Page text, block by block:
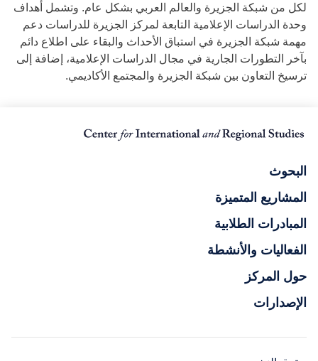
لكل من شبكة الجزيرة والعالم العربي بشكل عام. وتشمل أهداف
وحدة الدراسات الإعلامية التابعة لمركز الجزيرة للدراسات دعم
مهمة شبكة الجزيرة في استباق الأحداث والبقاء على اطلاع دائم
بآخر التطورات الجارية في مجال الدراسات الإعلامية، إضافة إلى
ترسيخ التعاون بين شبكة الجزيرة والمجتمع الأكاديمي.
البحوث
المشاريع المتميزة
المبادرات الطلابية
الفعاليات والأنشطة
حول المركز
الإصدارات